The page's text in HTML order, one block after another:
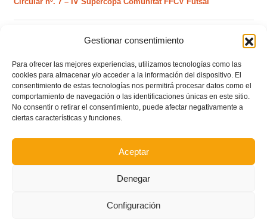
Gestionar consentimiento
Para ofrecer las mejores experiencias, utilizamos tecnologías como las
cookies para almacenar y/o acceder a la información del dispositivo. El
consentimiento de estas tecnologías nos permitirá procesar datos como el
comportamiento de navegación o las identificaciones únicas en este sitio.
No consentir o retirar el consentimiento, puede afectar negativamente a
ciertas características y funciones.
Aceptar
Denegar
Configuración
Circular nº. 6 – Fase Autonómica de la Copa Federación
Este es el grupo VI y calendario de Tercera
Federación RFEF para la temporada 2026/2027
Este es el grupo de la Lliga Autonòmica Juvenil de
El calendario del grupo VI de Tercera Federación